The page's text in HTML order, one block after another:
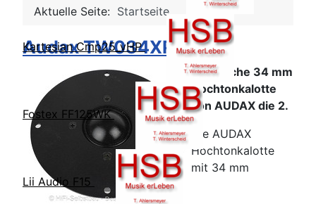
Kartesian Cmp25_vHP
Fostex FF125WK
Lii Audio F15
Aktuelle Seite: Startseite
Audax TW034XP-D
Klassische 34 mm
Hochtonkalotte
von AUDAX die 2.
Die AUDAX
Hochtonkalotte
mit 34 mm